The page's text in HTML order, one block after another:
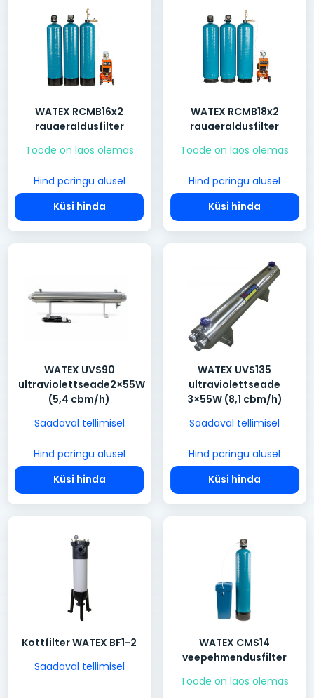
WATEX RCMB16x2
rauaeraldusfilter
Toode on laos olemas
Hind päringu alusel
Küsi hinda
WATEX RCMB18x2
rauaeraldusfilter
Toode on laos olemas
Hind päringu alusel
Küsi hinda
WATEX UVS90
ultraviolettseade2×55W
(5,4 cbm/h)
Saadaval tellimisel
Hind päringu alusel
Küsi hinda
WATEX UVS135
ultraviolettseade
3×55W (8,1 cbm/h)
Saadaval tellimisel
Hind päringu alusel
Küsi hinda
Kottfilter WATEX BF1-2
Saadaval tellimisel
WATEX CMS14
veepehmendusfilter
Toode on laos olemas